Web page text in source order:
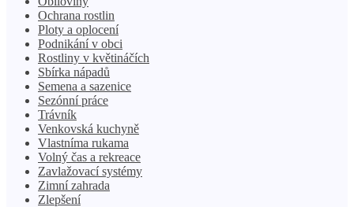
Ochrana rostlin
Ploty a oplocení
Podnikání v obci
Rostliny v květináčích
Sbírka nápadů
Semena a sazenice
Sezónní práce
Trávník
Venkovská kuchyně
Vlastníma rukama
Volný čas a rekreace
Zavlažovací systémy
Zimní zahrada
Zlepšení